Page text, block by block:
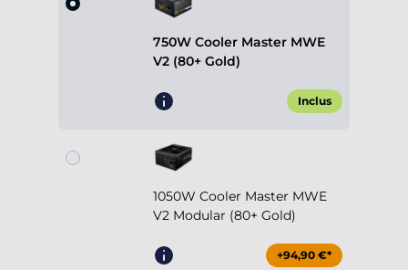
750W Cooler Master MWE
V2 (80+ Gold)
Inclus
1050W Cooler Master MWE
V2 Modular (80+ Gold)
+94,90 €*